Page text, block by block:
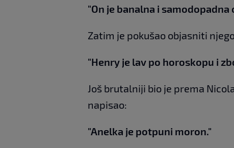
"On je banalna i samodopadna
Zatim je pokušao objasniti
"Henry je lav po horoskopu i
Još brutalniji bio je prema
napisao:
"Anelka je potpuni moron."